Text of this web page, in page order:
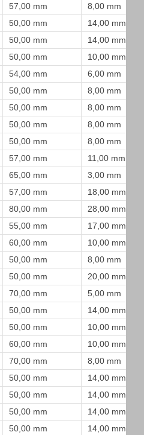
57,00 mm
8,00 mm
50,00 mm
14,00 mm
50,00 mm
14,00 mm
50,00 mm
10,00 mm
54,00 mm
6,00 mm
50,00 mm
8,00 mm
50,00 mm
8,00 mm
50,00 mm
8,00 mm
50,00 mm
8,00 mm
57,00 mm
11,00 mm
65,00 mm
3,00 mm
57,00 mm
18,00 mm
80,00 mm
28,00 mm
55,00 mm
17,00 mm
60,00 mm
10,00 mm
50,00 mm
8,00 mm
50,00 mm
20,00 mm
70,00 mm
5,00 mm
50,00 mm
14,00 mm
50,00 mm
10,00 mm
60,00 mm
10,00 mm
70,00 mm
8,00 mm
50,00 mm
14,00 mm
50,00 mm
14,00 mm
50,00 mm
14,00 mm
50,00 mm
14,00 mm